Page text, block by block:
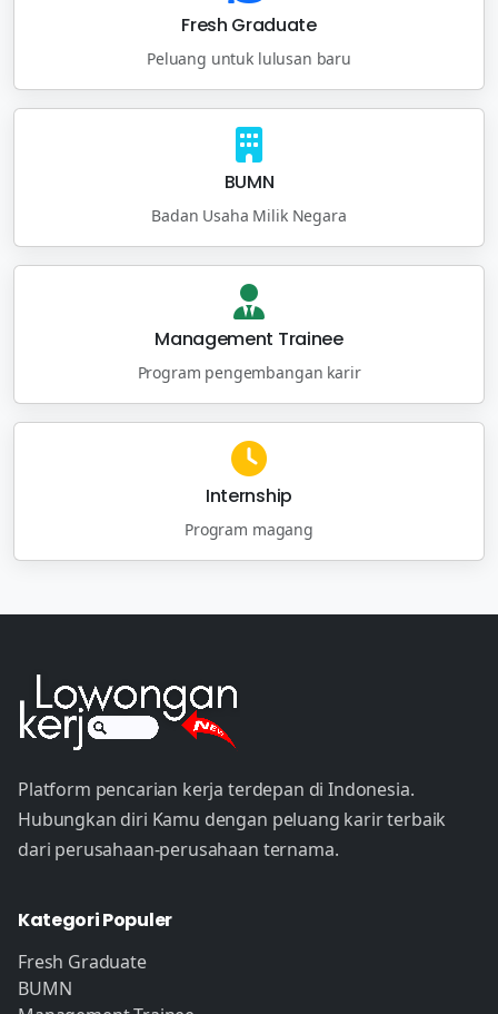
Fresh Graduate
Peluang untuk lulusan baru
BUMN
Badan Usaha Milik Negara
Management Trainee
Program pengembangan karir
Internship
Program magang
Platform pencarian kerja terdepan di Indonesia.
Hubungkan diri Kamu dengan peluang karir terbaik
dari perusahaan-perusahaan ternama.
Kategori Populer
Fresh Graduate
BUMN